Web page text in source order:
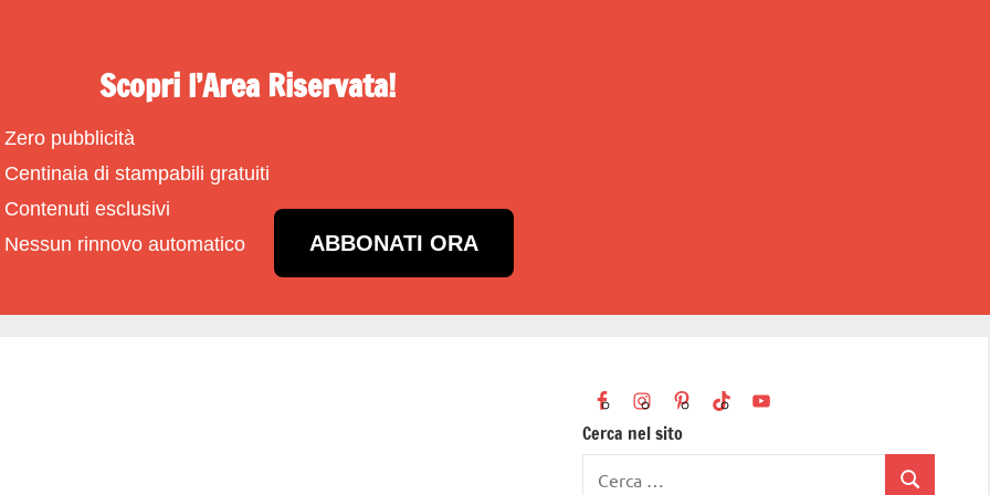
Scopri l’Area Riservata!
Zero pubblicità
Centinaia di stampabili gratuiti
Contenuti esclusivi
Nessun rinnovo automatico
ABBONATI ORA
Cerca nel sito